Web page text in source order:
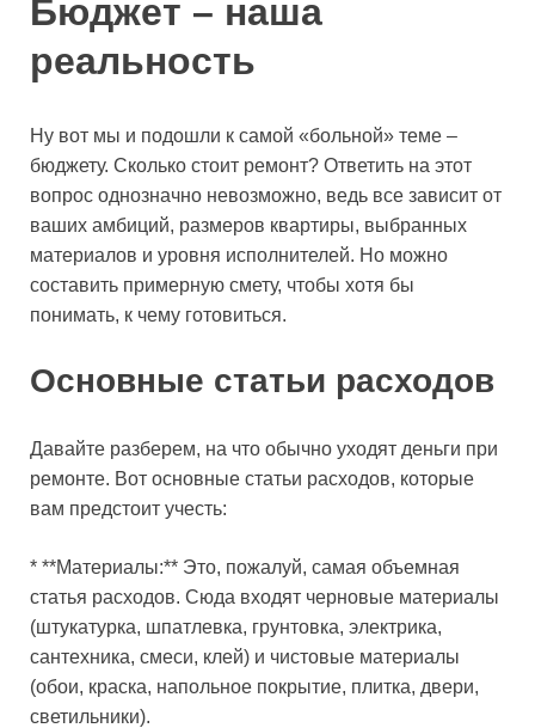
Бюджет – наша
реальность
Ну вот мы и подошли к самой «больной» теме –
бюджету. Сколько стоит ремонт? Ответить на этот
вопрос однозначно невозможно, ведь все зависит от
ваших амбиций, размеров квартиры, выбранных
материалов и уровня исполнителей. Но можно
составить примерную смету, чтобы хотя бы
понимать, к чему готовиться.
Основные статьи расходов
Давайте разберем, на что обычно уходят деньги при
ремонте. Вот основные статьи расходов, которые
вам предстоит учесть:
* **Материалы:** Это, пожалуй, самая объемная
статья расходов. Сюда входят черновые материалы
(штукатурка, шпатлевка, грунтовка, электрика,
сантехника, смеси, клей) и чистовые материалы
(обои, краска, напольное покрытие, плитка, двери,
светильники).